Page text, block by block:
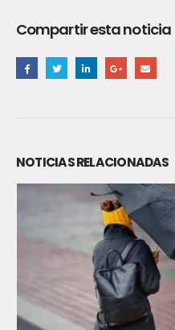
Compartir esta noticia
NOTICIAS RELACIONADAS